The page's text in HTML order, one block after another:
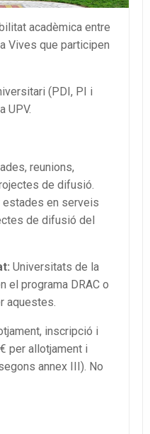
acadèmica entre
Vives que participen
(PDI, PI i
UPV.
reunions,
de difusió.
estades en serveis
de difusió del
Universitats de la
el programa DRAC o
aquestes.
inscripció i
per allotjament i
annex III). No